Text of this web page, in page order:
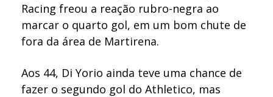
Racing freou a reação rubro-negra ao
marcar o quarto gol, em um bom chute de
fora da área de Martirena.
Aos 44, Di Yorio ainda teve uma chance de
fazer o segundo gol do Athletico, mas